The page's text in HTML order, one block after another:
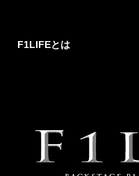
F1LIFEとは